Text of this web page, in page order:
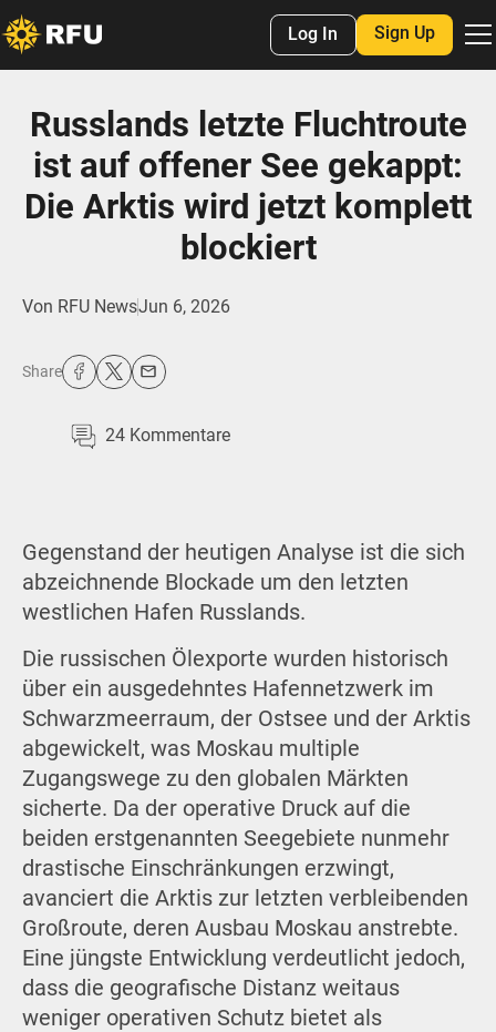
Log In Sign Up
Russlands letzte Fluchtroute
ist auf offener See gekappt:
Die Arktis wird jetzt komplett
blockiert
Von RFU NewsJun 6, 2026
Share
24 Kommentare
Gegenstand der heutigen Analyse ist die sich
abzeichnende Blockade um den letzten
westlichen Hafen Russlands.
Die russischen Ölexporte wurden historisch
über ein ausgedehntes Hafennetzwerk im
Schwarzmeerraum, der Ostsee und der Arktis
abgewickelt, was Moskau multiple
Zugangswege zu den globalen Märkten
sicherte. Da der operative Druck auf die
beiden erstgenannten Seegebiete nunmehr
drastische Einschränkungen erzwingt,
avanciert die Arktis zur letzten verbleibenden
Großroute, deren Ausbau Moskau anstrebte.
Eine jüngste Entwicklung verdeutlicht jedoch,
dass die geografische Distanz weitaus
weniger operativen Schutz bietet als